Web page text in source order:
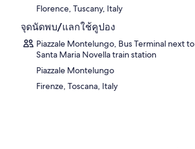
Florence, Tuscany, Italy
จุดนัดพบ/แลกใช้คูปอง
Piazzale Montelungo, Bus Terminal next to
Santa Maria Novella train station
Piazzale Montelungo
Firenze, Toscana, Italy